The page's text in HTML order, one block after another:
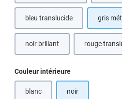
bleu translucide(Cette option n'est pas
gris
noir brillant rouge
Sélectionnez
Couleur intérieure
blanc
(Cette option n'est pas disponible
noir